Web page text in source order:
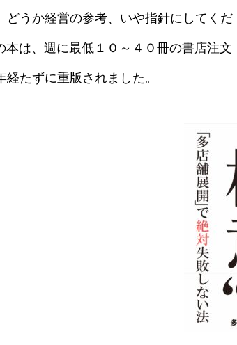
どうか経営の参考、いや指針にしてくだ
本は、週に最低１０～４０冊の書店注文
たずに重版されました。